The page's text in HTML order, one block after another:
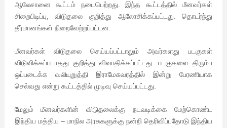
ஆலேசானை கூட்டம் நடைபெற்றது. இந்த கூட்டத்தில் மீனவர்கள்
சிறைபிடிப்பு, விடுதலை குறித்து ஆலோசிக்கப்பட்டது. தொடர்ந்து
தீர்மானங்கள் நிறைவேற்றப்பட்டன.
மீனவர்கள் விடுதலை செய்யப்பட்டாலும் அவர்களது படகுகள்
விடுவிக்கப்படாதது குறித்து விவாதிக்கப்பட்டது. படகுகளை திரும்ப
ஒப்படைக்க வலியுறுத்தி இராமேசுவரத்தில் இன்று பேரணியாக
செல்வது என்று கூட்டத்தில் முடிவு செய்யப்பட்டது.
மேலும் மீனவர்களின் விடுதலைக்கு நடவடிக்கை மேற்கொண்ட
இந்திய மத்திய – மாநில அரசுகளுக்கு நன்றி தெரிவிப்பதோடு இந்திய